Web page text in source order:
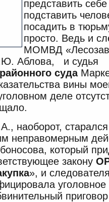
представить
подставить
посадить в
просто. Ведь и
МОМВД
Аблова, и судья
суда
вины
деле
наоборот,
неправомерным
который
закону
», и